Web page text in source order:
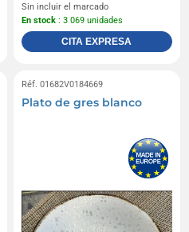
Sin incluir el marcado
En stock : 3 069 unidades
CITA EXPRESA
Réf. 01682V0184669
Plato de gres blanco